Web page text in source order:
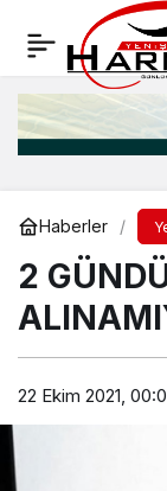
Haberler
2
22 Ekim 2021,
2
Yorum Yap